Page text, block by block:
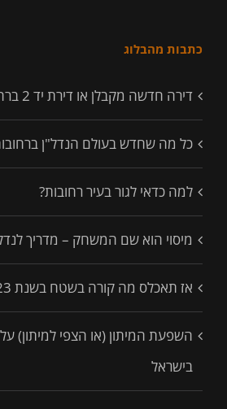
כתבות מהבלוג
דירה חדשה מקבלן או דירת יד 2 ברחובות?
כל מה שחדש בעולם הנדל"ן ברחובות
למה כדאי לגור בעיר רחובות?
מיסוי הוא שם המשחק – מדריך
אז תאכלס מה קורה בשטח בשנת 2023?
השפעת המיתון (או הצפי למיתון)
בישראל